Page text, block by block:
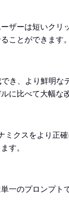
ザーは短いク
ことができます。
き、より鮮明
に比べて大幅な
クスをより正
す。
一のプロンプ